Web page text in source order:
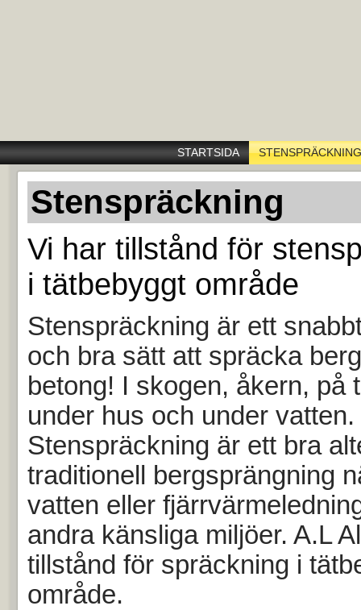
STARTSIDA STENSPRÄCKNING
Stenspräckning
Vi har tillstånd för
i tätbebyggt område
Stenspräckning är ett
och bra sätt att spräcka
betong! I skogen, åkern, på
under hus och under vatten.
Stenspräckning är ett bra
traditionell bergsprängning
vatten eller
andra känsliga miljöer. A.L
tillstånd för spräckning i
område.